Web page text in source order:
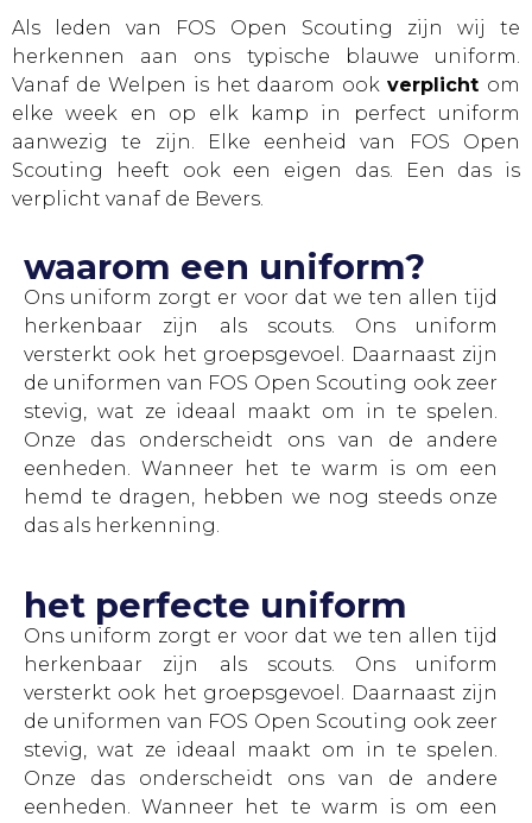
Als leden van FOS Open Scouting zijn wij te
herkennen aan ons typische blauwe uniform.
Vanaf de Welpen is het daarom ookverplicht om
elke week en op elk kamp in perfect uniform
aanwezig te zijn. Elke eenheid van FOS Open
Scouting heeft ook een eigen das. Een das is
verplicht vanaf de Bevers.
waarom een uniform?
Ons uniform zorgt er voor dat we ten allen tijd
herkenbaar zijn als scouts. Ons uniform
versterkt ook het groepsgevoel. Daarnaast zijn
de uniformen van FOS Open Scouting ook zeer
stevig, wat ze ideaal maakt om in te spelen.
Onze das onderscheidt ons van de andere
eenheden. Wanneer het te warm is om een
hemd te dragen, hebben we nog steeds onze
das als herkenning.
het perfecte uniform
Ons uniform zorgt er voor dat we ten allen tijd
herkenbaar zijn als scouts. Ons uniform
versterkt ook het groepsgevoel. Daarnaast zijn
de uniformen van FOS Open Scouting ook zeer
stevig, wat ze ideaal maakt om in te spelen.
Onze das onderscheidt ons van de andere
eenheden. Wanneer het te warm is om een